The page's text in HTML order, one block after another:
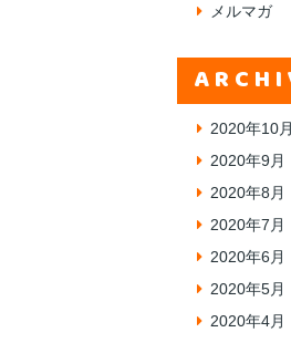
メルマガ
2020年10月
2020年9月
2020年8月
2020年7月
2020年6月
2020年5月
2020年4月